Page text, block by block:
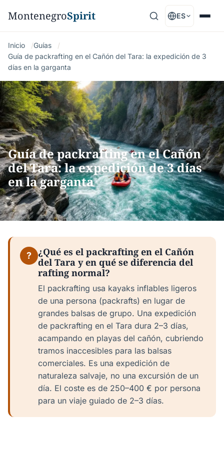
MontenegroSpirit ES
Inicio
Guías
Guía de packrafting en el Cañón del Tara: la expedición de 3
días en la garganta
Guía de packrafting en el Cañón
del Tara: la expedición de 3 días
en la garganta
?
¿Qué es el packrafting en el Cañón
del Tara y en qué se diferencia del
rafting normal?
El packrafting usa kayaks inflables ligeros
de una persona (packrafts) en lugar de
grandes balsas de grupo. Una expedición
de packrafting en el Tara dura 2–3 días,
acampando en playas del cañón, cubriendo
tramos inaccesibles para las balsas
comerciales. Es una expedición de
naturaleza salvaje, no una excursión de un
día. El coste es de 250–400 € por persona
para un viaje guiado de 2–3 días.